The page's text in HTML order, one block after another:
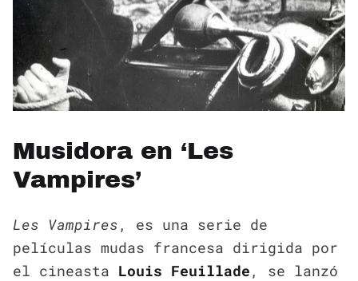
Musidora en ‘Les
Vampires’
Les Vampires , es una serie de
películas mudas francesa dirigida por
el cineasta Louis Feuillade , se lanzó